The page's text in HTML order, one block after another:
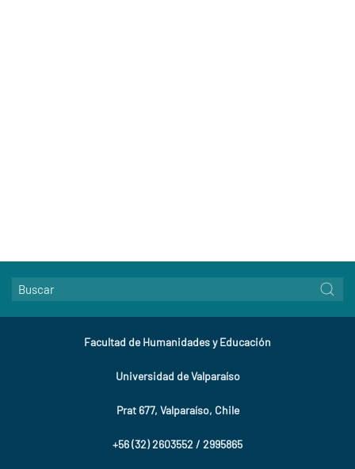
Facultad de Humanidades y Educación
Universidad de Valparaíso
Prat 677, Valparaíso, Chile
+56 (32) 2603552 / 2995865